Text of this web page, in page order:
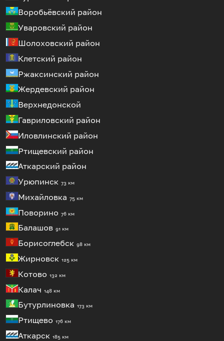
Воробьёвский район
Уваровский район
Шолоховский район
Клетский район
Ржаксинский район
Жердевский район
Верхнедонской
Гавриловский район
Иловлинский район
Ртищевский район
Аткарский район
Урюпинск 73 км
Михайловка 75 км
Поворино 76 км
Балашов 91 км
Борисоглебск 98 км
Жирновск 125 км
Котово 132 км
Калач 148 км
Бутурлиновка 173 км
Ртищево 176 км
Аткарск 185 км